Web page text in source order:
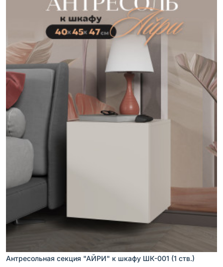
Антресольная секция "АЙРИ" к шкафу ШК-001 (1 ств.)